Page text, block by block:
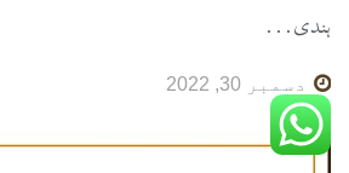
ہندی...
دسمبر 30, 2022